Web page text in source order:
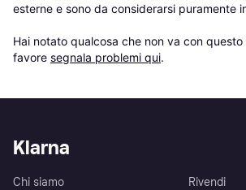
esterne e sono da considerarsi puramente
Hai notato qualcosa che non va con
favore segnala problemi qui.
Klarna
Chi siamo
Rivendi